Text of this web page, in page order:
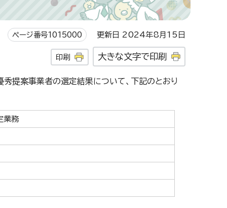
ページ番号1015000 更新日 2024年8月15日
印刷 大きな文字で印刷
提案事業者の選定結果について、下記のとおり
業務